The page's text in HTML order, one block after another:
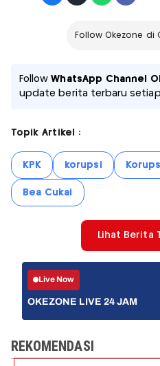
Follow Okezone di
FollowWhatsApp Channel
update berita terbaru
Topik Artikel :
KPK korupsi
Bea Cukai
Lihat Berita
Live Now
OKEZONE LIVE 24 JAM